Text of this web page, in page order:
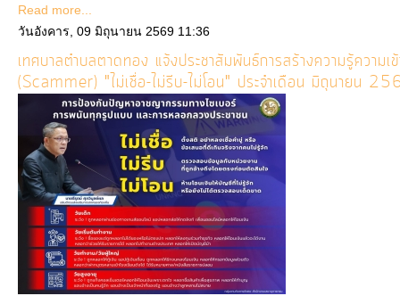
Read more...
วันอังคาร, 09 มิถุนายน 2569 11:36
เทศบาลตำบลตาดทอง แจ้งประชาสัมพันธ์การสร้างความรู้ความ
(Scammer) "ไม่เชื่อ-ไม่รีบ-ไม่โอน" ประจำเดือน มิถุนายน